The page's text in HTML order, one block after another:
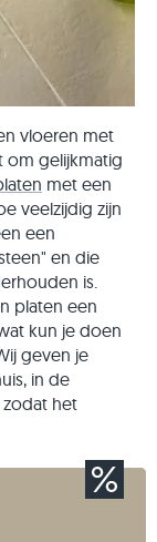
vloeren met
om gelijkmatig
met een
veelzijdig zijn
een
en die
is.
platen een
kun je doen
geven je
in de
het